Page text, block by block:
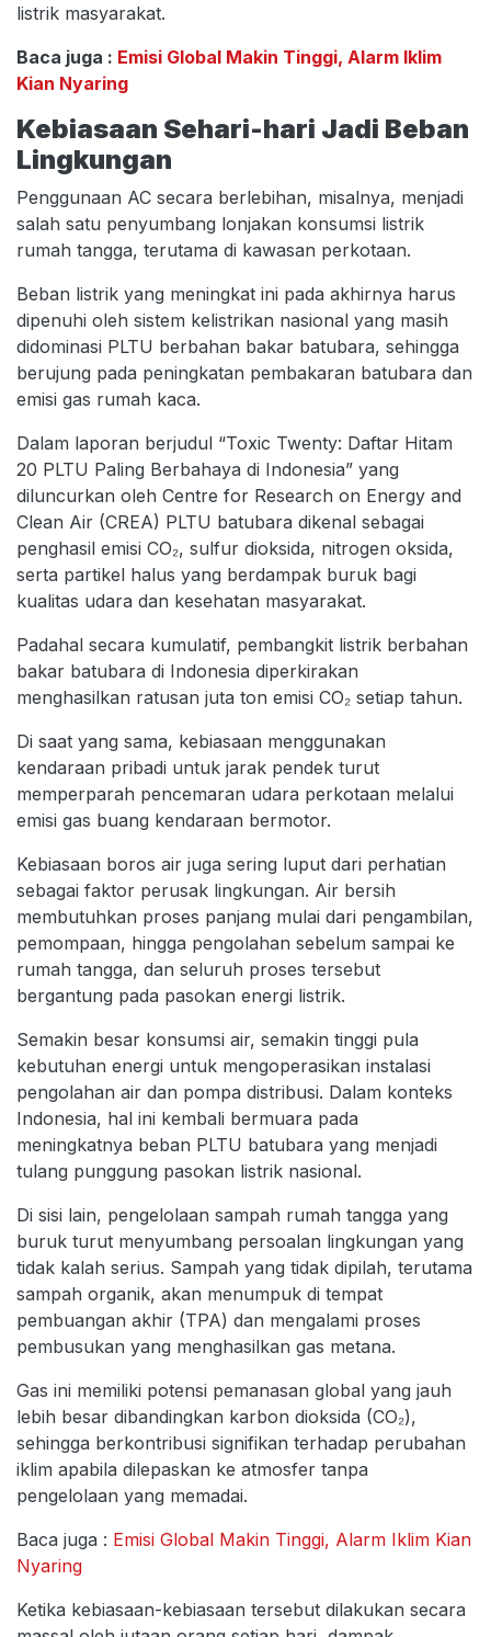
listrik masyarakat.
Baca juga : Emisi Global Makin Tinggi, Alarm Iklim
Kian Nyaring
Kebiasaan Sehari-hari Jadi Beban
Lingkungan
Penggunaan AC secara berlebihan, misalnya, menjadi
salah satu penyumbang lonjakan konsumsi listrik
rumah tangga, terutama di kawasan perkotaan.
Beban listrik yang meningkat ini pada akhirnya harus
dipenuhi oleh sistem kelistrikan nasional yang masih
didominasi PLTU berbahan bakar batubara, sehingga
berujung pada peningkatan pembakaran batubara dan
emisi gas rumah kaca.
Dalam laporan berjudul “Toxic Twenty: Daftar Hitam
20 PLTU Paling Berbahaya di Indonesia” yang
diluncurkan oleh Centre for Research on Energy and
Clean Air (CREA) PLTU batubara dikenal sebagai
penghasil emisi CO₂, sulfur dioksida, nitrogen oksida,
serta partikel halus yang berdampak buruk bagi
kualitas udara dan kesehatan masyarakat.
Padahal secara kumulatif, pembangkit listrik berbahan
bakar batubara di Indonesia diperkirakan
menghasilkan ratusan juta ton emisi CO₂ setiap tahun.
Di saat yang sama, kebiasaan menggunakan
kendaraan pribadi untuk jarak pendek turut
memperparah pencemaran udara perkotaan melalui
emisi gas buang kendaraan bermotor.
Kebiasaan boros air juga sering luput dari perhatian
sebagai faktor perusak lingkungan. Air bersih
membutuhkan proses panjang mulai dari pengambilan,
pemompaan, hingga pengolahan sebelum sampai ke
rumah tangga, dan seluruh proses tersebut
bergantung pada pasokan energi listrik.
Semakin besar konsumsi air, semakin tinggi pula
kebutuhan energi untuk mengoperasikan instalasi
pengolahan air dan pompa distribusi. Dalam konteks
Indonesia, hal ini kembali bermuara pada
meningkatnya beban PLTU batubara yang menjadi
tulang punggung pasokan listrik nasional.
Di sisi lain, pengelolaan sampah rumah tangga yang
buruk turut menyumbang persoalan lingkungan yang
tidak kalah serius. Sampah yang tidak dipilah, terutama
sampah organik, akan menumpuk di tempat
pembuangan akhir (TPA) dan mengalami proses
pembusukan yang menghasilkan gas metana.
Gas ini memiliki potensi pemanasan global yang jauh
lebih besar dibandingkan karbon dioksida (CO₂),
sehingga berkontribusi signifikan terhadap perubahan
iklim apabila dilepaskan ke atmosfer tanpa
pengelolaan yang memadai.
Baca juga : Emisi Global Makin Tinggi, Alarm Iklim Kian
Nyaring
Ketika kebiasaan-kebiasaan tersebut dilakukan secara